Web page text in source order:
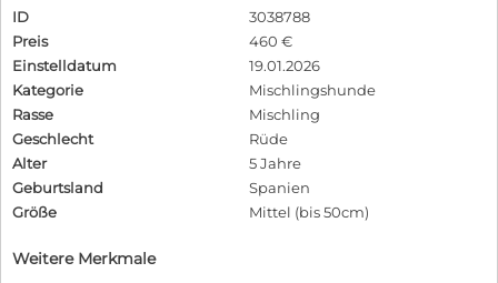
ID
3038788
Preis
460 €
Einstelldatum
19.01.2026
Kategorie
Mischlingshunde
Rasse
Mischling
Geschlecht
Rüde
Alter
5 Jahre
Geburtsland
Spanien
Größe
Mittel (bis 50cm)
Weitere Merkmale